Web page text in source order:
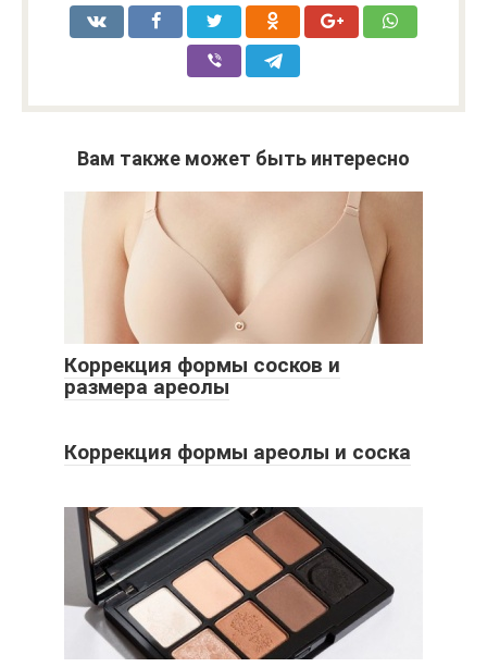
Вам также может быть интересно
Коррекция формы сосков и
размера ареолы
Коррекция формы ареолы и соска